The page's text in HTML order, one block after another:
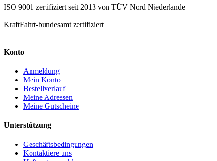
ISO 9001 zertifiziert seit 2013 von TÜV Nord Niederlande
KraftFahrt-bundesamt zertifiziert
Konto
Anmeldung
Mein Konto
Bestellverlauf
Meine Adressen
Meine Gutscheine
Unterstützung
Geschäftsbedingungen
Kontaktiere uns